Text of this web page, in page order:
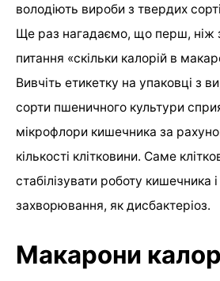
володіють вироби з твердих
Ще раз нагадаємо, що перш, ніж
питання «скільки калорій в
Вивчіть етикетку на упаковці з
сорти пшеничного культури
мікрофлори кишечника за
кількості клітковини. Саме
стабілізувати роботу кишечника
захворювання, як дисбактеріоз.
Макарони